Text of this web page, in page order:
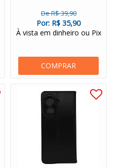
De R$ 39,90
Por: R$ 35,90
À vista em dinheiro ou Pix
COMPRAR